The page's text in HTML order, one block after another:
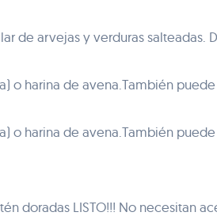
de arvejas y verduras salteadas.
o harina de avena.También
o harina de avena.También
doradas LISTO!!! No necesitan